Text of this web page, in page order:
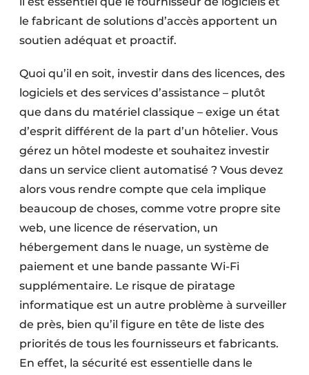
le fabricant de solutions d’accès apportent un
soutien adéquat et proactif.
Quoi qu’il en soit, investir dans des licences, des
logiciels et des services d’assistance – plutôt
que dans du matériel classique – exige un état
d’esprit différent de la part d’un hôtelier. Vous
gérez un hôtel modeste et souhaitez investir
dans un service client automatisé ? Vous devez
alors vous rendre compte que cela implique
beaucoup de choses, comme votre propre site
web, une licence de réservation, un
hébergement dans le nuage, un système de
paiement et une bande passante Wi-Fi
supplémentaire. Le risque de piratage
informatique est un autre problème à surveiller
de près, bien qu’il figure en tête de liste des
priorités de tous les fournisseurs et fabricants.
En effet, la sécurité est essentielle dans le